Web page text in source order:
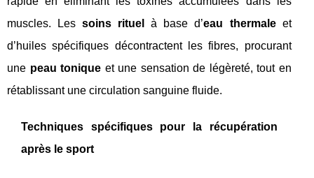
muscles. Lessoins rituel à base d’eau thermaleet
d’huiles spécifiques décontractent les fibres, procurant
une peau tonique et une sensation de légèreté, tout en
rétablissant une circulation sanguine fluide.
Techniques spécifiques pour la récupération
après le sport